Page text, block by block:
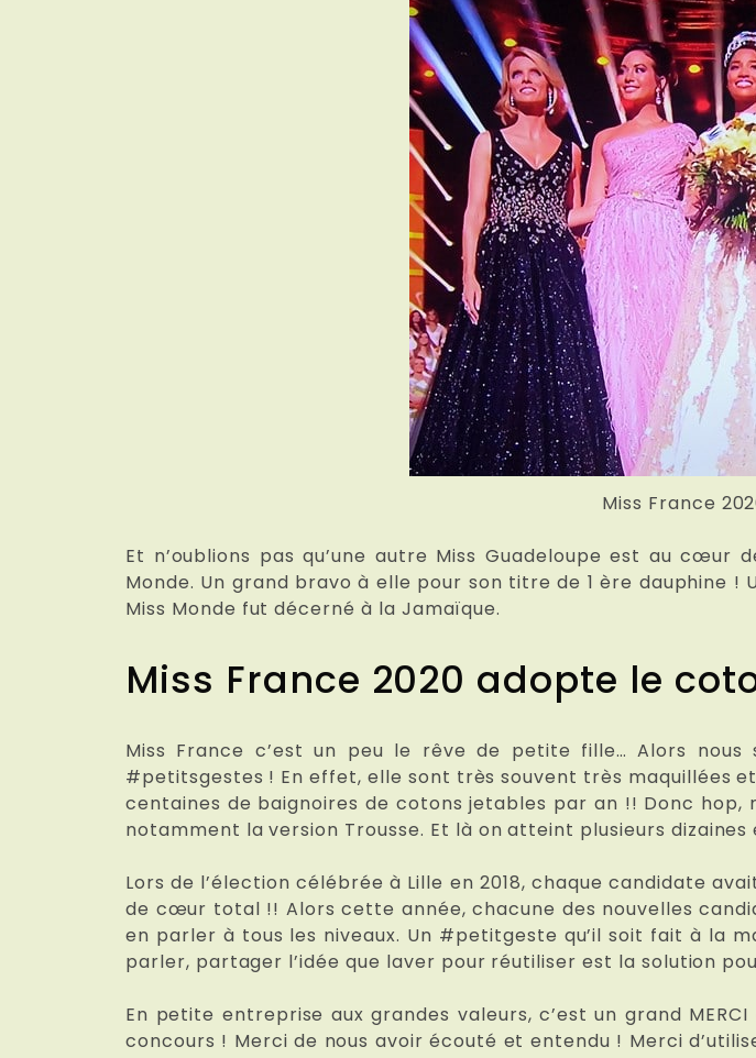
Miss France
Et n’oublions pas qu’une autre Miss Guadeloupe est au cœur
Monde. Un grand bravo à elle pour son titre de 1 ère
Miss Monde fut décerné à la Jamaïque.
Miss France 2020 adopte le
Miss France c’est un peu le rêve de petite fille… Alors nous
#petitsgestes ! En effet, elle sont très souvent très maquillées
centaines de baignoires de cotons jetables par an !! Donc
notamment la version Trousse. Et là on atteint plusieurs
Lors de l’élection célébrée à Lille en 2018, chaque candidate
de cœur total !! Alors cette année, chacune des nouvelles
en parler à tous les niveaux. Un #petitgeste qu’il soit fait à la
parler, partager l’idée que laver pour réutiliser est la solution
En petite entreprise aux grandes valeurs, c’est un grand
concours ! Merci de nous avoir écouté et entendu ! Merci